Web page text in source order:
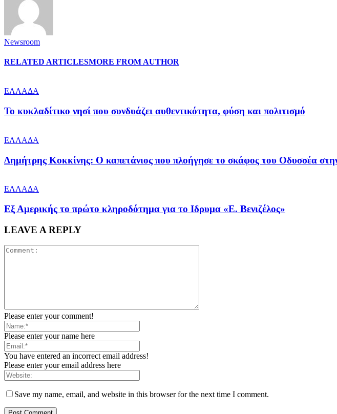
Newsroom
RELATED ARTICLESMORE FROM AUTHOR
ΕΛΛΑΔΑ
Το κυκλαδίτικο νησί που συνδυάζει αυθεντικότητα, φύση και πολιτισμό
ΕΛΛΑΔΑ
Δημήτρης Κοκκίνης: Ο καπετάνιος που πλοήγησε το σκάφος του Οδυσσέα
ΕΛΛΑΔΑ
Εξ Αμερικής το πρώτο κληροδότημα για το Ιδρυμα «Ε. Βενιζέλος»
LEAVE A REPLY
Please enter your comment!
Please enter your name here
You have entered an incorrect email address!
Please enter your email address here
Save my name, email, and website in this browser for the next time I comment.